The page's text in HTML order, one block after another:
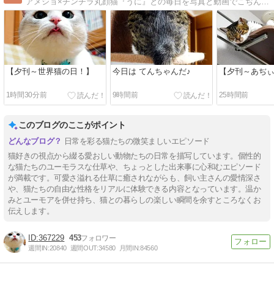
【夕刊～世界猫の日！】
1時間30分前
今日は てんちゃんだ♪
9時間前
【夕刊～あぢ
25時間前
このブログのここがポイント
日常を彩る猫たちの微笑ましいエピソード
猫好きの視点から綴る愛おしい動物たちの日常を描写しています。個性的
な猫たちのユーモラスな仕草や、ちょっとした出来事に心和むエピソード
が満載です。可愛さ溢れる仕草に癒されながらも、飼い主さんの愛情深さ
や、猫たちの自由な性格をリアルに体験できる内容となっています。温か
みとユーモアを併せ持ち、猫との暮らしの楽しい瞬間を余すところなくお
伝えします。
367229 453
週間IN:20840 週間OUT:34580 月間IN:84560